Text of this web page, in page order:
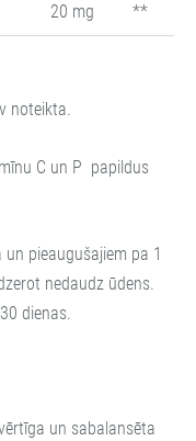
20 mg
**
noteikta.
C un P papildus
pieaugušajiem pa 1
nedaudz ūdens.
dienas.
un sabalansēta